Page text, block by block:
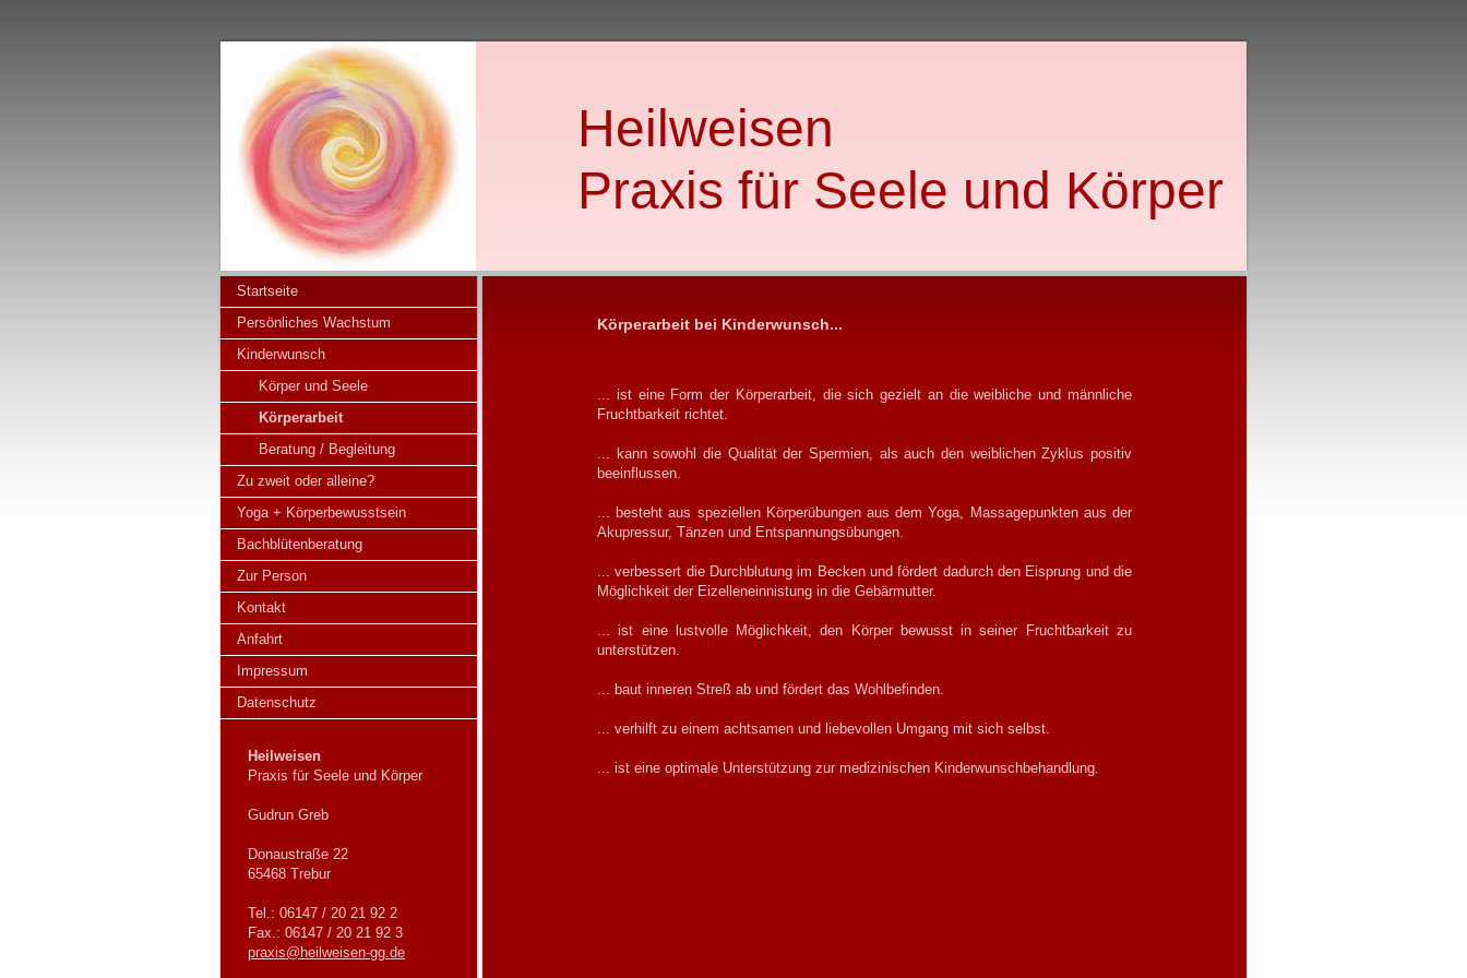
Heilweisen
Praxis für Seele und Körper
Startseite
Persönliches Wachstum
Kinderwunsch
Körper und Seele
Körperarbeit
Beratung / Begleitung
Zu zweit oder alleine?
Yoga + Körperbewusstsein
Bachblütenberatung
Zur Person
Kontakt
Anfahrt
Impressum
Datenschutz
Heilweisen
Praxis für Seele und Körper
Gudrun Greb
Donaustraße 22
65468 Trebur
Tel.: 06147 / 20 21 92 2
Fax.: 06147 / 20 21 92 3
praxis@heilweisen-gg.de
Körperarbeit bei Kinderwunsch...
... ist eine Form der Körperarbeit, die sich gezielt an die weibliche und männliche
Fruchtbarkeit richtet.
... kann sowohl die Qualität der Spermien, als auch den weiblichen Zyklus positiv
beeinflussen.
... besteht aus speziellen Körperübungen aus dem Yoga, Massagepunkten aus der
Akupressur, Tänzen und Entspannungsübungen.
... verbessert die Durchblutung im Becken und fördert dadurch den Eisprung und die
Möglichkeit der Eizelleneinnistung in die Gebärmutter.
... ist eine lustvolle Möglichkeit, den Körper bewusst in seiner Fruchtbarkeit zu
unterstützen.
... baut inneren Streß ab und fördert das Wohlbefinden.
... verhilft zu einem achtsamen und liebevollen Umgang mit sich selbst.
... ist eine optimale Unterstützung zur medizinischen Kinderwunschbehandlung.